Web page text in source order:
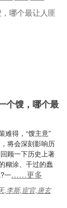
个馊，哪个最
难得，“馊主意”
将会深刻影响历
顾一下历史上著
糊涂、干过的蠢
一……更多
,李斯,宦官,唐玄